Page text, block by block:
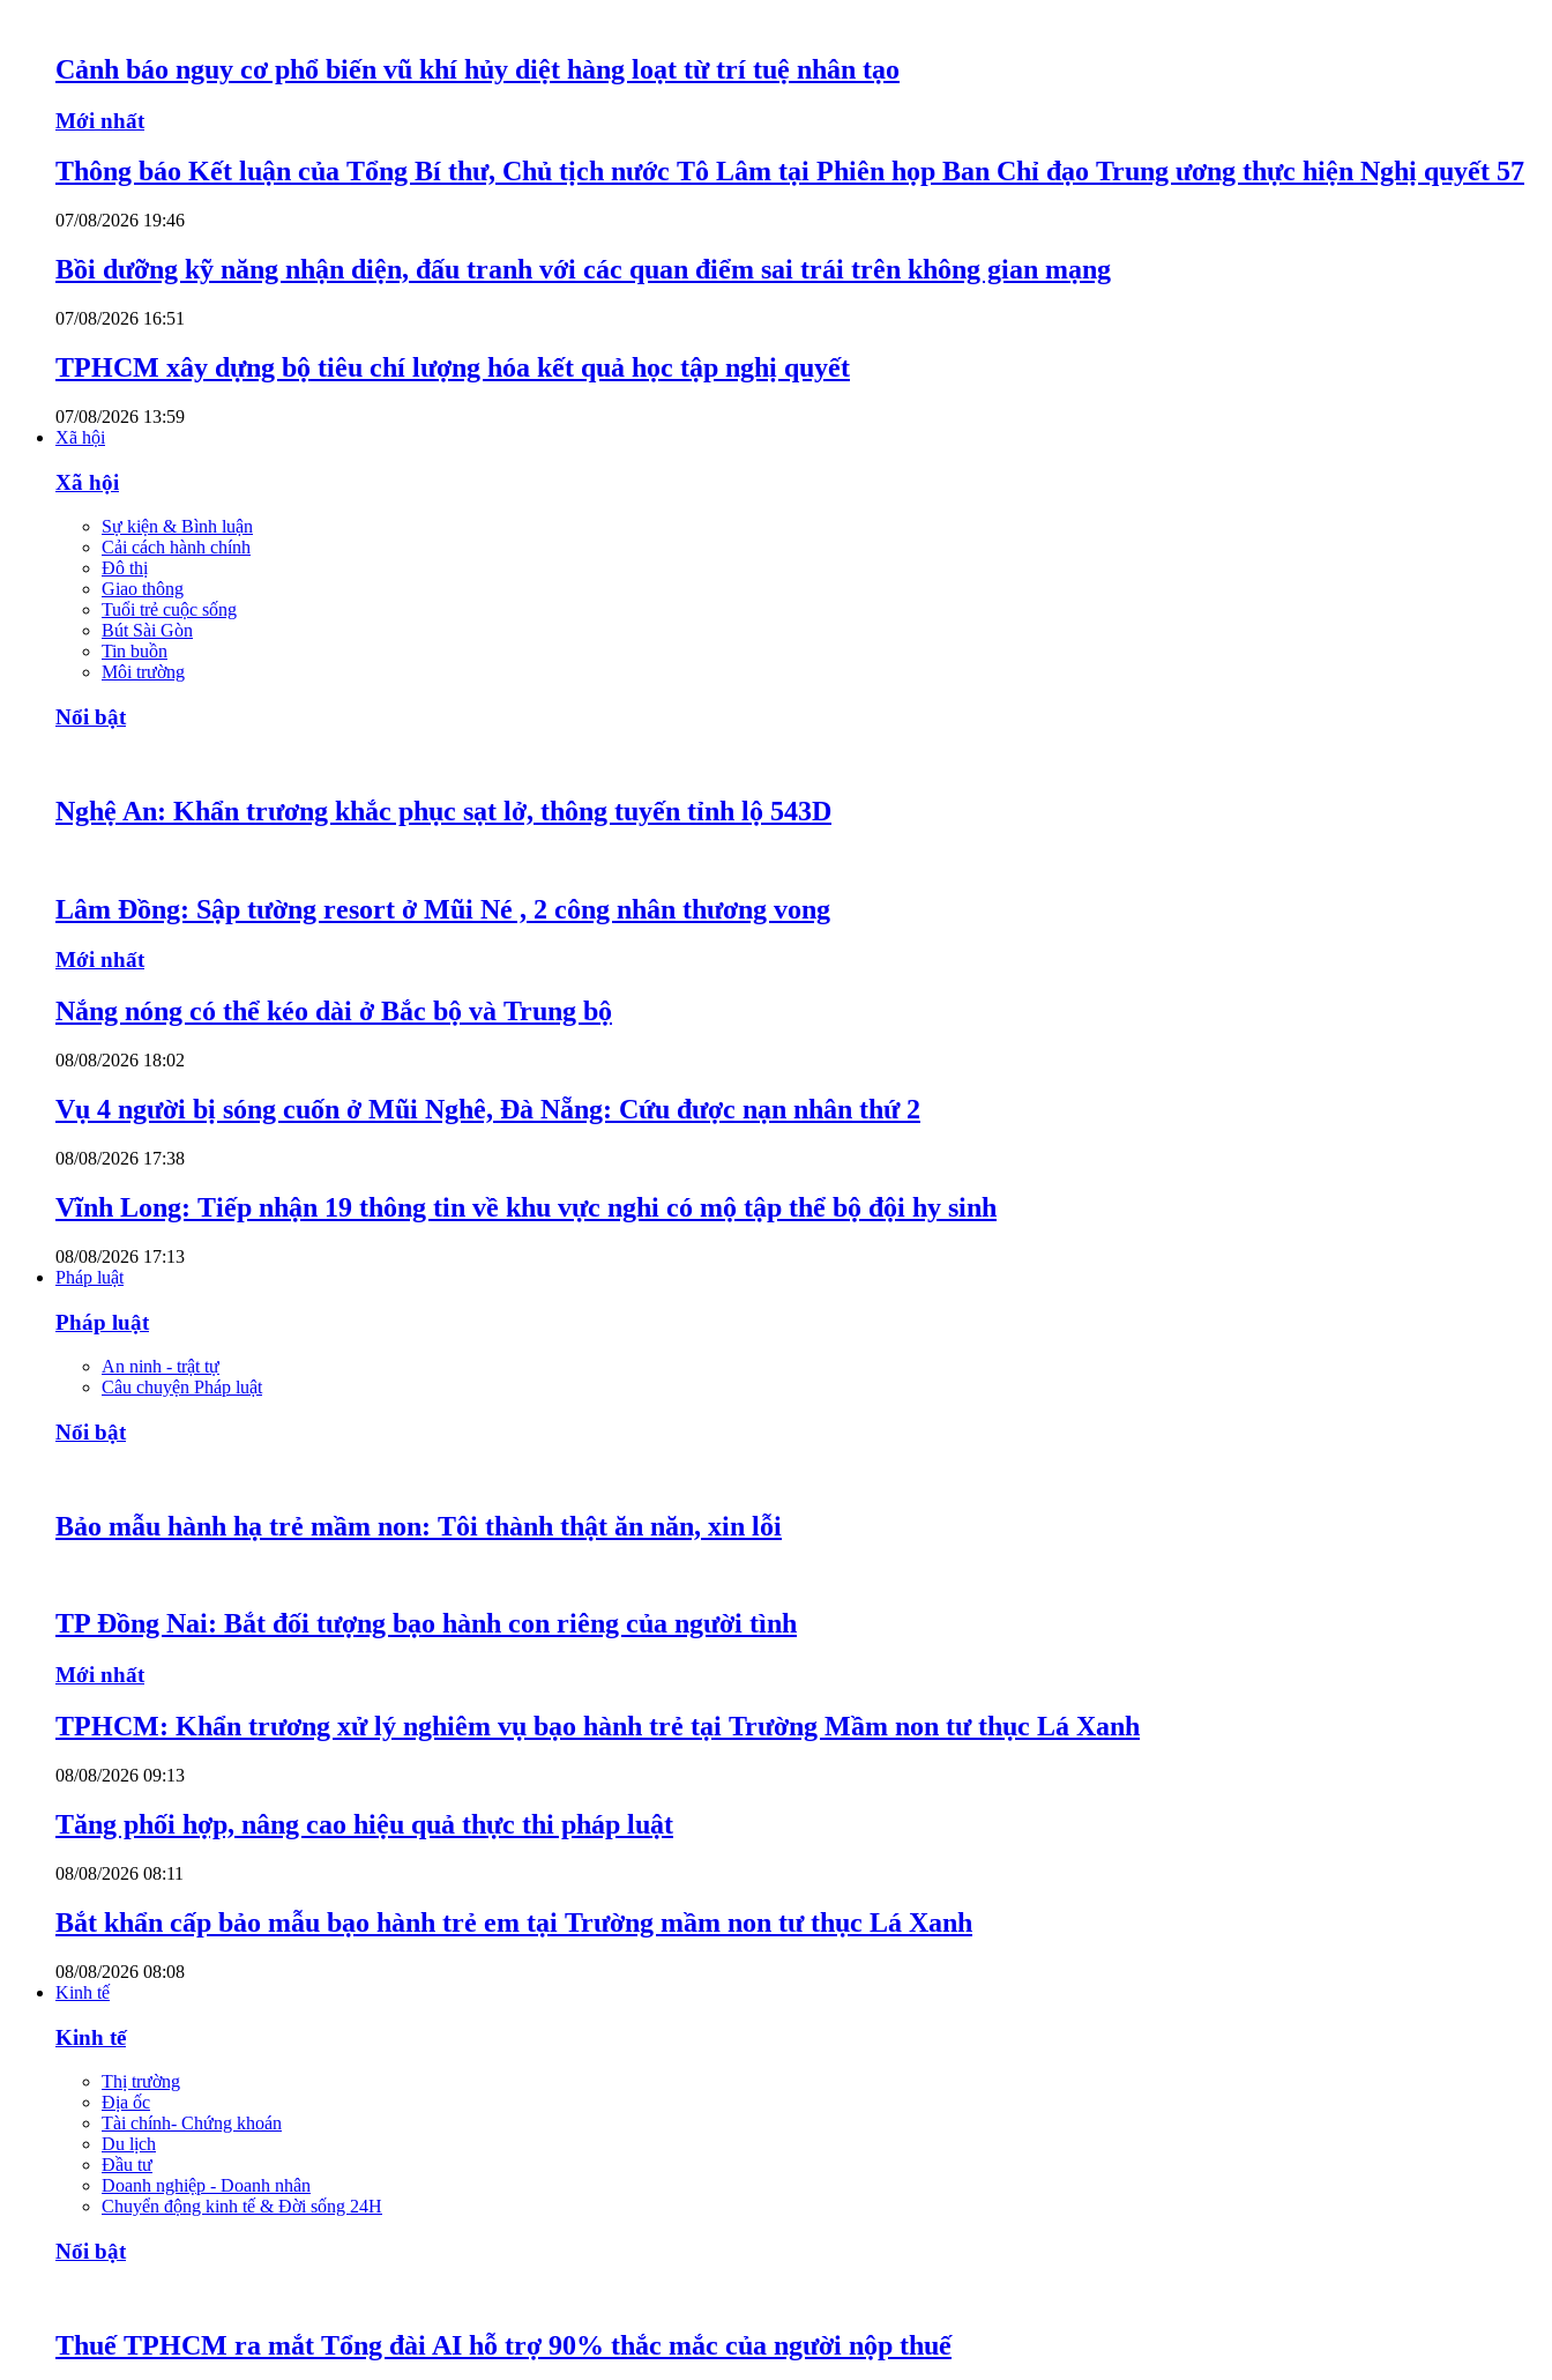
Cảnh báo nguy cơ phổ biến vũ khí hủy diệt hàng loạt từ trí tuệ nhân tạo
Mới nhất
Thông báo Kết luận của Tổng Bí thư, Chủ tịch nước Tô Lâm tại Phiên họp Ban Chỉ đạo Trung ương thực hiện Nghị quyết 57
07/08/2026 19:46
Bồi dưỡng kỹ năng nhận diện, đấu tranh với các quan điểm sai trái trên không gian mạng
07/08/2026 16:51
TPHCM xây dựng bộ tiêu chí lượng hóa kết quả học tập nghị quyết
07/08/2026 13:59
Xã hội
Xã hội
Sự kiện & Bình luận
Cải cách hành chính
Đô thị
Giao thông
Tuổi trẻ cuộc sống
Bút Sài Gòn
Tin buồn
Môi trường
Nổi bật
Nghệ An: Khẩn trương khắc phục sạt lở, thông tuyến tỉnh lộ 543D
Lâm Đồng: Sập tường resort ở Mũi Né , 2 công nhân thương vong
Mới nhất
Nắng nóng có thể kéo dài ở Bắc bộ và Trung bộ
08/08/2026 18:02
Vụ 4 người bị sóng cuốn ở Mũi Nghê, Đà Nẵng: Cứu được nạn nhân thứ 2
08/08/2026 17:38
Vĩnh Long: Tiếp nhận 19 thông tin về khu vực nghi có mộ tập thể bộ đội hy sinh
08/08/2026 17:13
Pháp luật
Pháp luật
An ninh - trật tự
Câu chuyện Pháp luật
Nổi bật
Bảo mẫu hành hạ trẻ mầm non: Tôi thành thật ăn năn, xin lỗi
TP Đồng Nai: Bắt đối tượng bạo hành con riêng của người tình
Mới nhất
TPHCM: Khẩn trương xử lý nghiêm vụ bạo hành trẻ tại Trường Mầm non tư thục Lá Xanh
08/08/2026 09:13
Tăng phối hợp, nâng cao hiệu quả thực thi pháp luật
08/08/2026 08:11
Bắt khẩn cấp bảo mẫu bạo hành trẻ em tại Trường mầm non tư thục Lá Xanh
08/08/2026 08:08
Kinh tế
Kinh tế
Thị trường
Địa ốc
Tài chính- Chứng khoán
Du lịch
Đầu tư
Doanh nghiệp - Doanh nhân
Chuyển động kinh tế & Đời sống 24H
Nổi bật
Thuế TPHCM ra mắt Tổng đài AI hỗ trợ 90% thắc mắc của người nộp thuế